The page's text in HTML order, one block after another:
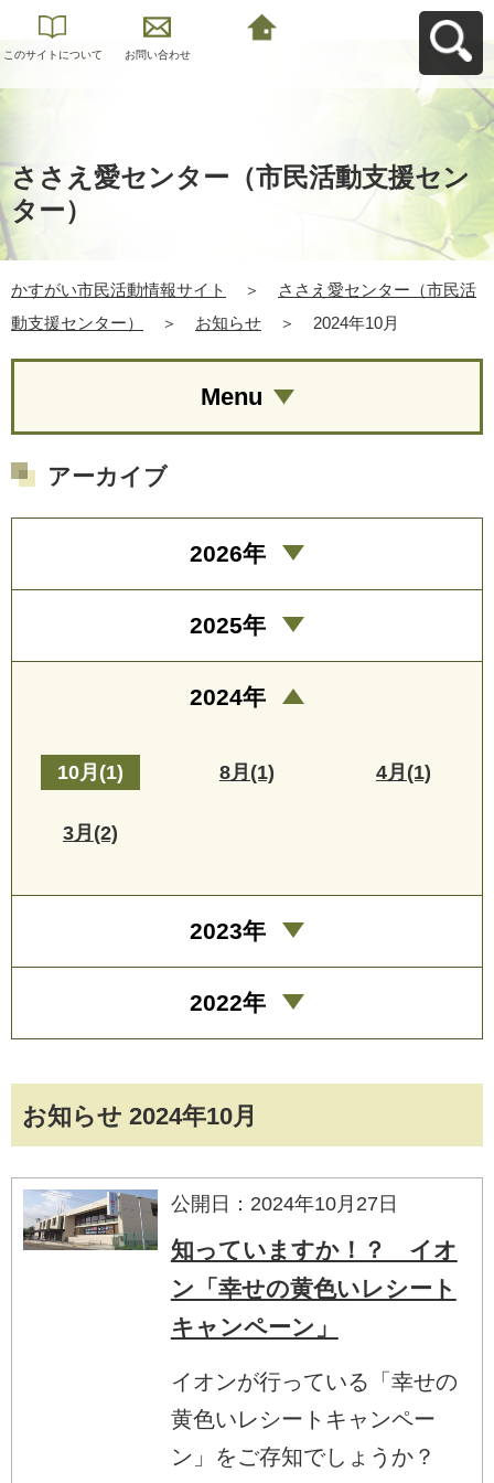
このサイトについて お問い合わせ
ささえ愛センター（市民活動支援セン
ター）
かすがい市民活動情報サイト ＞
ささえ愛センター（市民活
動支援センター）
＞ お知らせ ＞ 2024年10月
お知らせ 2024年10月
公開日：2024年10月27日
知っていますか！？ イオ
ン「幸せの黄色いレシート
キャンペーン」
イオンが行っている「幸せの
黄色いレシートキャンペー
ン」をご存知でしょうか？
Menu
アーカイブ
2026年
2025年
2024年
10月(1) 8月(1) 4月(1)
3月(2)
2023年
2022年